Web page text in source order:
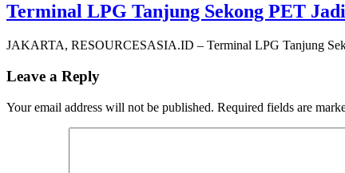
Terminal LPG Tanjung Sekong PET
JAKARTA, RESOURCESASIA.ID – Terminal LPG Tanjung
Leave a Reply
Your email address will not be published. Required fields are